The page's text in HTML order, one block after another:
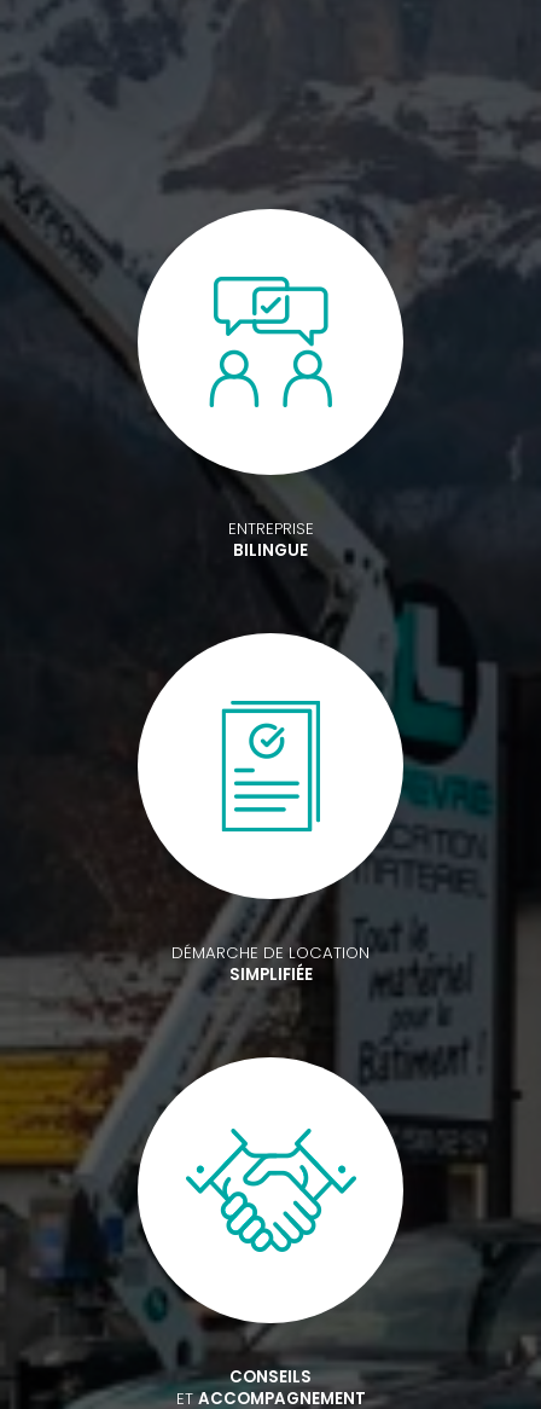
ENTREPRISE
BILINGUE
DÉMARCHE DE LOCATION
SIMPLIFIÉE
CONSEILS
ETACCOMPAGNEMENT